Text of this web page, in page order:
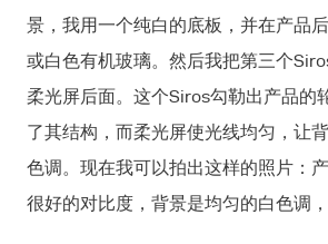
景，我用一个纯白的底板，并在产品
或白色有机玻璃。然后我把第三个
柔光屏后面。这个Siros勾勒出产品的
了其结构，而柔光屏使光线均匀，让
色调。现在我可以拍出这样的照片：
很好的对比度，背景是均匀的白色调